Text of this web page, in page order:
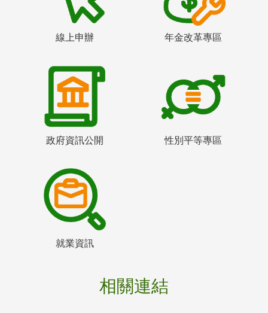
線上申辦 年金改革專區
政府資訊公開 性別平等專區
就業資訊
相關連結